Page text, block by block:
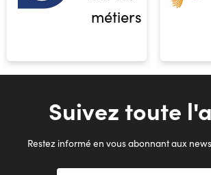
métiers
Suivez toute
Restez informé en vous abonnant aux